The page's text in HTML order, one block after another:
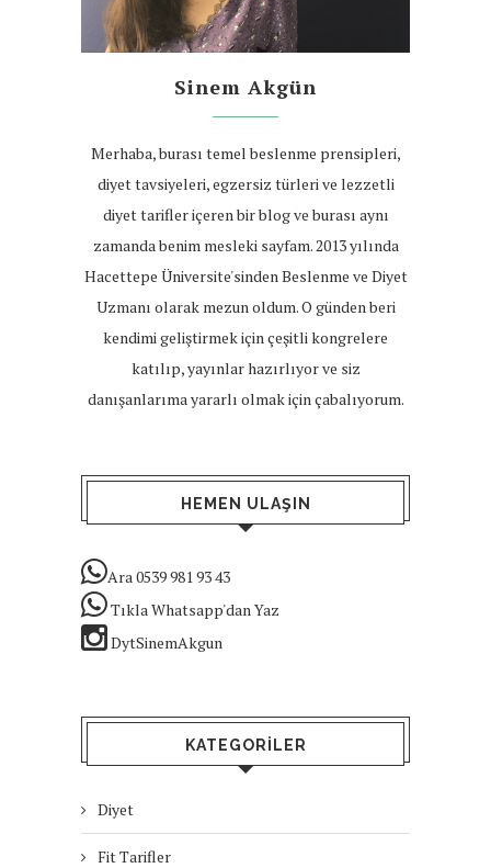
Sinem Akgün
Merhaba, burası temel beslenme prensipleri,
diyet tavsiyeleri, egzersiz türleri ve lezzetli
diyet tarifler içeren bir blog ve burası aynı
zamanda benim mesleki sayfam. 2013 yılında
Hacettepe Üniversite'sinden Beslenme ve Diyet
Uzmanı olarak mezun oldum. O günden beri
kendimi geliştirmek için çeşitli kongrelere
katılıp, yayınlar hazırlıyor ve siz
danışanlarıma yararlı olmak için çabalıyorum.
HEMEN ULAŞIN
Ara 0539 981 93 43
Tıkla Whatsapp'dan Yaz
DytSinemAkgun
KATEGORILER
Diyet
Fit Tarifler